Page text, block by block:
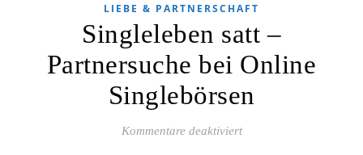
LIEBE & PARTNERSCHAFT
Singleleben satt –
Partnersuche bei Online
Singlebörsen
Kommentare deaktiviertfür Singleleben satt –